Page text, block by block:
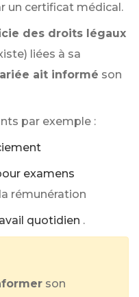
un certificat médical.
des droits légaux
liées à sa
ait informé son
par exemple :
examens
rémunération
quotidien .
son